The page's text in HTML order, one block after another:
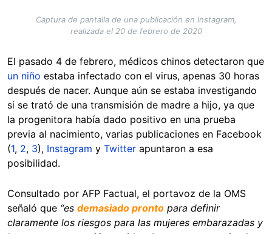
Captura de pantalla de una publicación en Instagram,
realizada el 20 de febrero de 2020
El pasado 4 de febrero, médicos chinos detectaron que
un niño estaba infectado con el virus, apenas 30 horas
después de nacer. Aunque aún se estaba investigando
si se trató de una transmisión de madre a hijo, ya que
la progenitora había dado positivo en una prueba
previa al nacimiento, varias publicaciones en Facebook
(1, 2, 3), Instagram y Twitter apuntaron a esa
posibilidad.
Consultado por AFP Factual, el portavoz de la OMS
señaló que “es demasiado pronto para definir
claramente los riesgos para las mujeres embarazadas y